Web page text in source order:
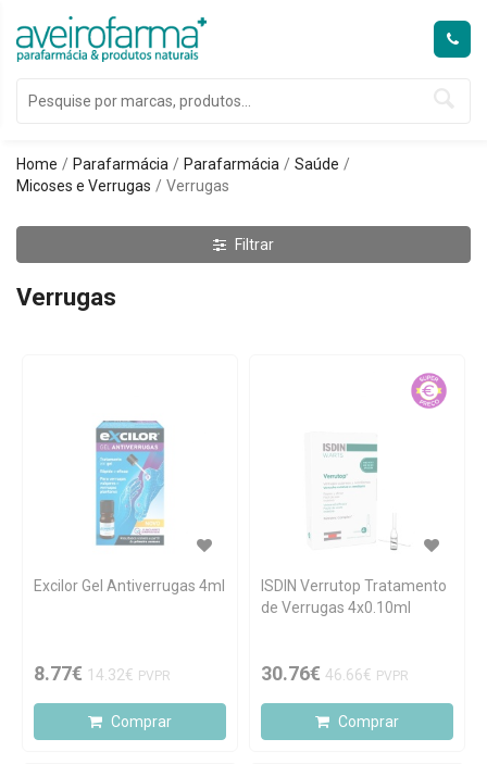
Home Parafarmácia Parafarmácia
Saúde
Micoses e Verrugas
Verrugas
Filtrar
Verrugas
Excilor Gel Antiverrugas 4ml
8.77€ 14.32€ PVPR
Comprar
ISDIN Verrutop Tratamento
de Verrugas 4x0.10ml
30.76€ 46.66€ PVPR
Comprar